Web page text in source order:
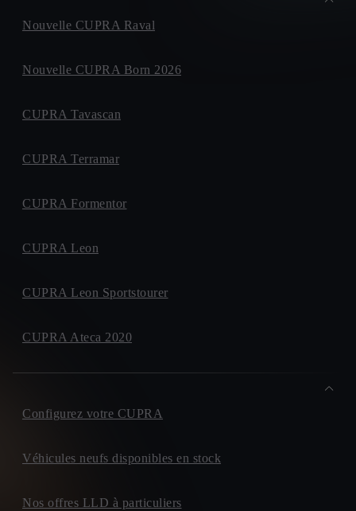
Nouvelle CUPRA Raval
Nouvelle CUPRA Born 2026
CUPRA Tavascan
CUPRA Terramar
CUPRA Formentor
CUPRA Leon
CUPRA Leon Sportstourer
CUPRA Ateca 2020
Configurez votre CUPRA
Véhicules neufs disponibles en stock
Nos offres LLD à particuliers